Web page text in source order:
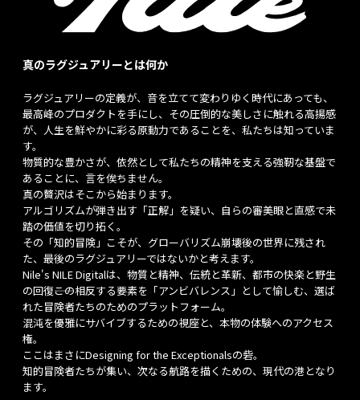
真のラグジュアリーとは何か
ラグジュアリーの定義が、音を立てて変わりゆく時代にあっても、
最高峰のプロダクトを手にし、その圧倒的な美しさに触れる高揚感
が、人生を鮮やかに彩る原動力であることを、私たちは知っていま
す。
物質的な豊かさが、依然として私たちの精神を支える強靭な基盤で
あることに、言を俟ちません。
真の贅沢はそこから始まります。
アルゴリズムが弾き出す「正解」を疑い、自らの審美眼と直感で未
踏の価値を切り拓く。
その「知的冒険」こそが、グローバリズム崩壊後の世界に残され
た、最後のラグジュアリーではないかと考えます。
Nile's NILE Digitalは、物質と精神、伝統と革新、都市の快楽と野生
の回復――この相反する要素を「アンビバレンス」として愉しむ、選ば
れた冒険者たちのためのプラットフォーム。
混沌を優雅にサバイブするための視座と、本物の体験へのアクセス
権。
ここはまさにDesigning for the Exceptionalsの砦。
知的冒険者たちが集い、次なる航路を描くための、現代の港となり
ます。